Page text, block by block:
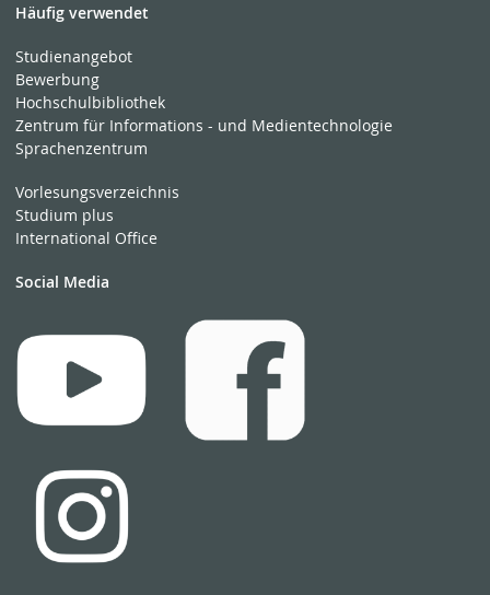
Häufig verwendet
Studienangebot
Bewerbung
Hochschulbibliothek
Zentrum für Informations - und Medientechnologie
Sprachenzentrum
Vorlesungsverzeichnis
Studium plus
International Office
Social Media